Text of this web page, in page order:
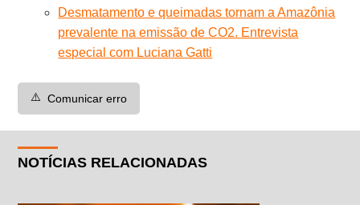
Desmatamento e queimadas tornam a Amazônia
prevalente na emissão de CO2. Entrevista
especial com Luciana Gatti
⚠️ Comunicar erro
NOTÍCIAS RELACIONADAS